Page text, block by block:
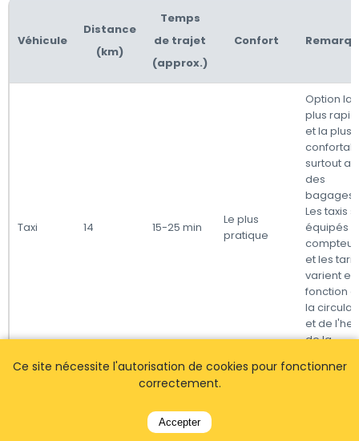
Véhicule
Distance
(km)
Temps
de trajet
(approx.)
Confort
Taxi 14 15-25 min
Le plus
pratique
Option la
plus
et la plus
surtout
des
bagages.
Les taxis
équipés
et les
varient en
fonction
la
et de
de la
Ce site nécessite l'autorisation de cookies pour fonctionner
correctement.
Accepter